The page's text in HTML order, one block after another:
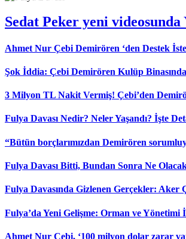
Sedat Peker yeni videosunda
Ahmet Nur Çebi Demirören ‘den Destek
Şok İddia: Çebi Demirören Kulüp
3 Milyon TL Nakit Vermiş! Çebi’den
Fulya Davası Nedir? Neler Yaşandı? İşte
“Bütün borçlarımızdan Demirören
Fulya Davası Bitti, Bundan Sonra Ne
Fulya Davasında Gizlenen Gerçekler: Aker
Fulya’da Yeni Gelişme: Orman ve Yönetimi
Ahmet Nur Çebi, ‘100 milyon dolar zarar